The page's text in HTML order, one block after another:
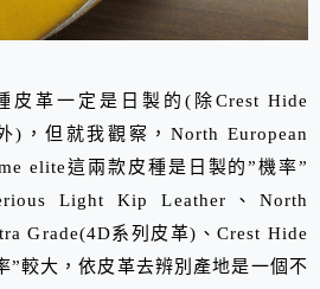
皮革一定是日製的(除Crest Hide
)，但就我觀察，North European
elite這兩款皮種是日製的”機率”
Light Kip Leather、North
Grade(4D系列皮革)、Crest Hide
”較大，依皮革去辨別產地是一個不